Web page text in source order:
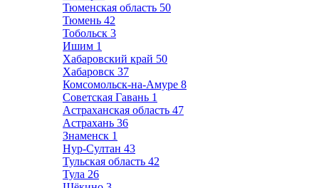
Тюменская область 50
Тюмень 42
Тобольск 3
Ишим 1
Хабаровский край 50
Хабаровск 37
Комсомольск-на-Амуре 8
Советская Гавань 1
Астраханская область 47
Астрахань 36
Знаменск 1
Нур-Султан 43
Тульская область 42
Тула 26